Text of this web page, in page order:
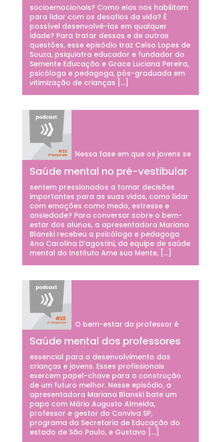
socioemocionais? Como elas nos habilitam
para lidar com os desafios da vida? É
possível desenvolvê-las em qualquer
idade? Para tratar dessas e de outras
questões, esse episódio traz Celso Lopes de
Souza, psiquiatra educador e fundador do
Semente Educação e Grace Luciana Pereira,
psicóloga e pedagoga, pós-graduada em
vitimização de crianças […]
Saúde mental no pré-vestibular
Nessa fase em que os jovens se
sentem pressionados a tomar decisões
importantes para as suas vidas, como lidar
com emoções como medo, estresse e
ansiedade? Para conversar sobre o bem-
estar dos alunos, a apresentadora Mariana
Blanski recebeu a psicóloga e pedagoga
Ana Carolina D’agostini, da equipe de saúde
mental do Instituto Ame sua Mente, […]
Saúde mental dos professores
O bem-estar do professor é
essencial para o desenvolvimento das
crianças e jovens. Esses profissionais
exercem papel-chave para a construção
de um futuro melhor. Nesse episódio, a
apresentadora Mariana Blanski bate um
papo com Mário Augusto Almeida,
professor e gestor do Conviva SP,
programa da Secretaria de Educação do
estado de São Paulo, e Gustavo […]